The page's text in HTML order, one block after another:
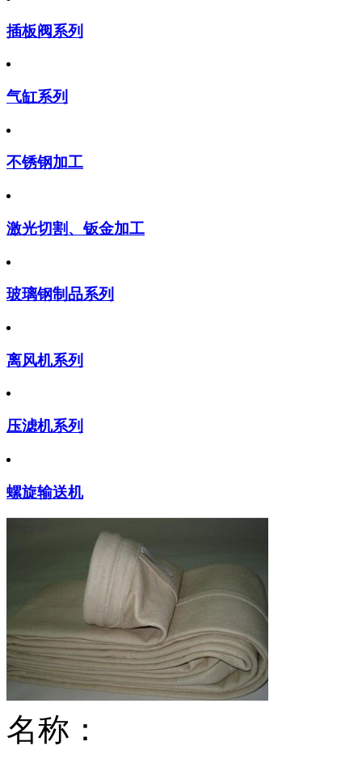
插板阀系列
气缸系列
不锈钢加工
激光切割、钣金加工
玻璃钢制品系列
离风机系列
压滤机系列
螺旋输送机
名称：